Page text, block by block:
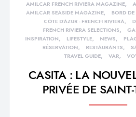
AMILCAR FRENCH RIVIERA MAGAZINE
AMILCAR SEASIDE MAGAZINE
BORD DE
CÔTE D'AZUR - FRENCH RIVIERA
FRENCH RIVIERA SELECTIONS
INSPIRATION
LIFESTYLE NEWS
RÉSERVATION
RESTAURANTS
TRAVEL GUIDE
VAR
CASITA : LA
PRIVÉE DE